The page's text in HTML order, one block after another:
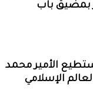
بمضيق باب
الأمير محمد
الإسلامي